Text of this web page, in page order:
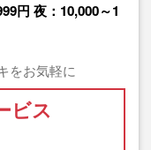
円 夜：10,000～1
をお気軽に
ビス